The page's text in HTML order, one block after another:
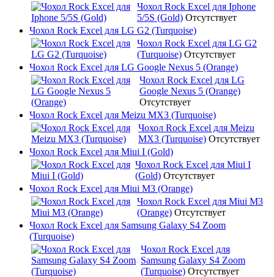
Чохол Rock Excel для Iphone
5/5S (Gold) Отсутствует
Чохол Rock Excel для LG G2 (Turquoise)
Чохол Rock Excel для LG G2
(Turquoise) Отсутствует
Чохол Rock Excel для LG Google Nexus 5 (Orange)
Чохол Rock Excel для LG
Google Nexus 5 (Orange)
Отсутствует
Чохол Rock Excel для Meizu MX3 (Turquoise)
Чохол Rock Excel для Meizu
MX3 (Turquoise) Отсутствует
Чохол Rock Excel для Miui I (Gold)
Чохол Rock Excel для Miui I
(Gold) Отсутствует
Чохол Rock Excel для Miui M3 (Orange)
Чохол Rock Excel для Miui M3
(Orange) Отсутствует
Чохол Rock Excel для Samsung Galaxy S4 Zoom
(Turquoise)
Чохол Rock Excel для
Samsung Galaxy S4 Zoom
(Turquoise) Отсутствует